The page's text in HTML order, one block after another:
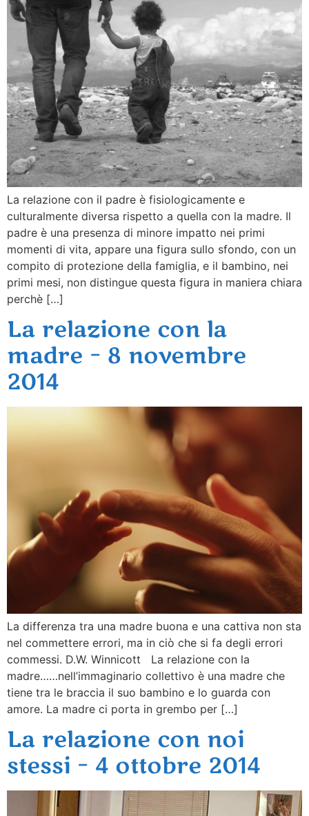
La relazione con il padre è fisiologicamente e
culturalmente diversa rispetto a quella con la madre. Il
padre è una presenza di minore impatto nei primi
momenti di vita, appare una figura sullo sfondo, con un
compito di protezione della famiglia, e il bambino, nei
primi mesi, non distingue questa figura in maniera chiara
perchè […]
La relazione con la
madre – 8 novembre
2014
La differenza tra una madre buona e una cattiva non sta
nel commettere errori, ma in ciò che si fa degli errori
commessi. D.W. Winnicott La relazione con la
madre……nell’immaginario collettivo è una madre che
tiene tra le braccia il suo bambino e lo guarda con
amore. La madre ci porta in grembo per […]
La relazione con noi
stessi – 4 ottobre 2014